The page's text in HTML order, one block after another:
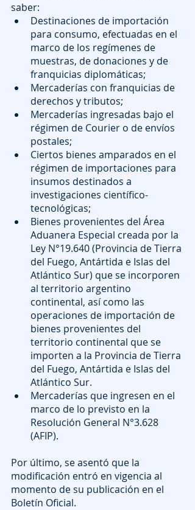
saber:
Destinaciones de importación
para consumo, efectuadas en el
marco de los regímenes de
muestras, de donaciones y de
franquicias diplomáticas;
Mercaderías con franquicias de
derechos y tributos;
Mercaderías ingresadas bajo el
régimen de Courier o de envíos
postales;
Ciertos bienes amparados en el
régimen de importaciones para
insumos destinados a
investigaciones científico-
tecnológicas;
Bienes provenientes del Área
Aduanera Especial creada por la
Ley N°19.640 (Provincia de Tierra
del Fuego, Antártida e Islas del
Atlántico Sur) que se incorporen
al territorio argentino
continental, así como las
operaciones de importación de
bienes provenientes del
territorio continental que se
importen a la Provincia de Tierra
del Fuego, Antártida e Islas del
Atlántico Sur.
Mercaderías que ingresen en el
marco de lo previsto en la
Resolución General N°3.628
(AFIP).
Por último, se asentó que la
modificación entró en vigencia al
momento de su publicación en el
Boletín Oficial.